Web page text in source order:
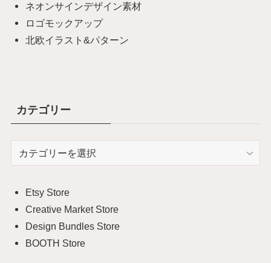
ネオンサインデザイン素材
ロゴモックアップ
北欧イラスト&パターン
カテゴリー
リ
ー
Etsy Store
Creative Market Store
Design Bundles Store
BOOTH Store